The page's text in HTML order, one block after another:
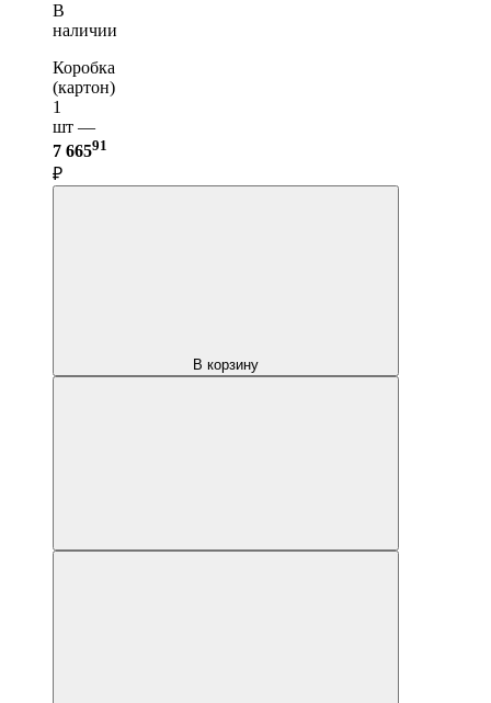
В
наличии
Коробка
(картон)
1
шт —
7 66591
₽
В корзину